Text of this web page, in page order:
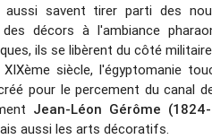
aussi savent tirer parti des
des décors à l'ambiance
ils se libèrent du côté
siècle, l'égyptomanie
pour le percement du canal
Jean-Léon Gérôme
aussi les arts décoratifs.